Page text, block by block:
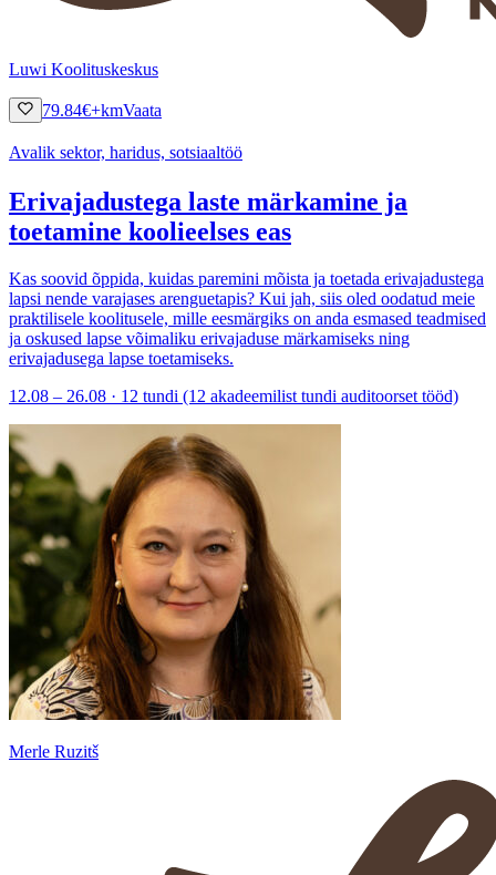
Luwi Koolituskeskus
79.84€+kmVaata
Avalik sektor, haridus, sotsiaaltöö
Erivajadustega laste märkamine ja
toetamine koolieelses eas
Kas soovid õppida, kuidas paremini mõista ja toetada erivajadustega
lapsi nende varajases arenguetapis? Kui jah, siis oled oodatud meie
praktilisele koolitusele, mille eesmärgiks on anda esmased teadmised
ja oskused lapse võimaliku erivajaduse märkamiseks ning
erivajadusega lapse toetamiseks.
12.08 – 26.08 · 12 tundi (12 akadeemilist tundi auditoorset tööd)
Merle Ruzitš